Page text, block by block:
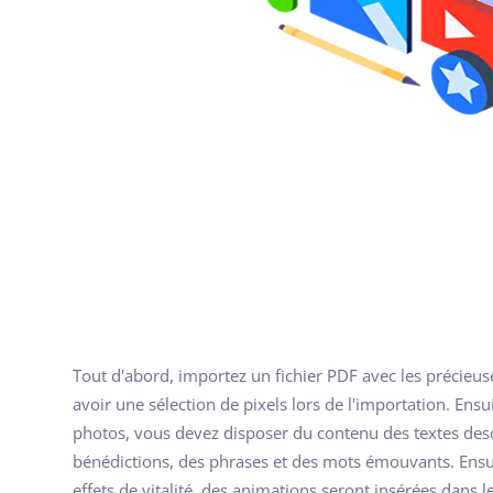
Tout d'abord, importez un fichier PDF avec les
avoir une sélection de pixels lors de l'importation.
photos, vous devez disposer du contenu des textes
bénédictions, des phrases et des mots émouvants.